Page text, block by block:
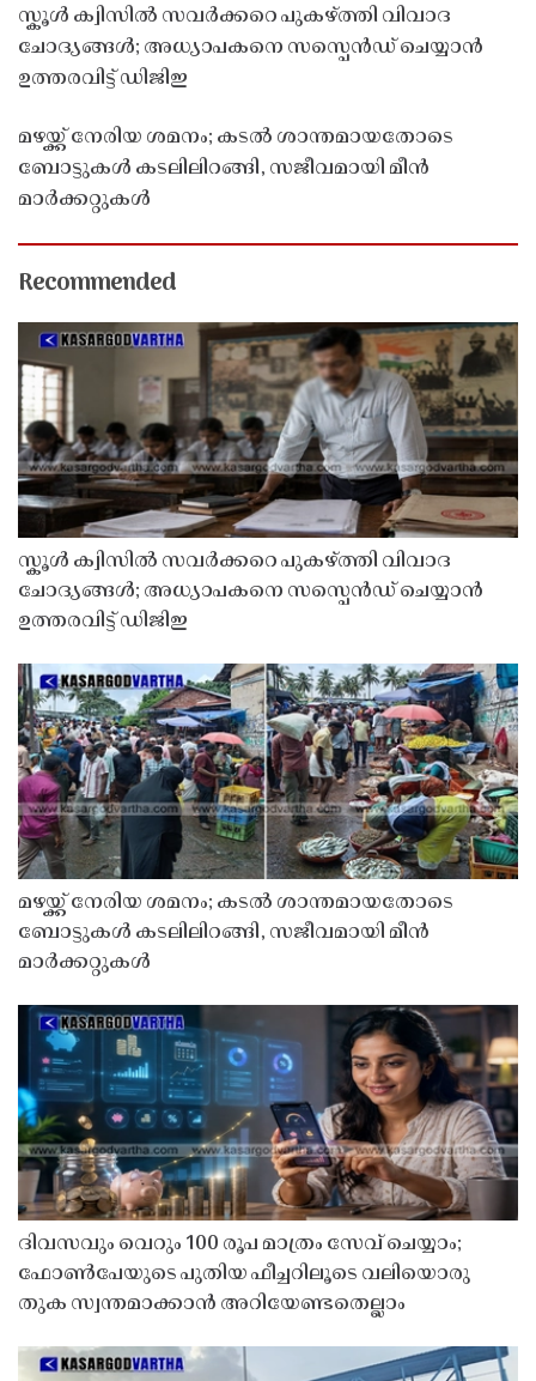
സ്കൂൾ ക്വിസിൽ സവർക്കറെ പുകഴ്ത്തി വിവാദ
ചോദ്യങ്ങൾ; അധ്യാപകനെ സസ്പെൻഡ് ചെയ്യാൻ
ഉത്തരവിട്ട് ഡിജിഇ
മഴയ്ക്ക് നേരിയ ശമനം; കടൽ ശാന്തമായതോടെ
ബോട്ടുകൾ കടലിലിറങ്ങി, സജീവമായി മീൻ
മാർക്കറ്റുകൾ
Recommended
സ്കൂൾ ക്വിസിൽ സവർക്കറെ പുകഴ്ത്തി വിവാദ
ചോദ്യങ്ങൾ; അധ്യാപകനെ സസ്പെൻഡ് ചെയ്യാൻ
ഉത്തരവിട്ട് ഡിജിഇ
മഴയ്ക്ക് നേരിയ ശമനം; കടൽ ശാന്തമായതോടെ
ബോട്ടുകൾ കടലിലിറങ്ങി, സജീവമായി മീൻ
മാർക്കറ്റുകൾ
ദിവസവും വെറും 100 രൂപ മാത്രം സേവ് ചെയ്യാം;
ഫോൺപേയുടെ പുതിയ ഫീച്ചറിലൂടെ വലിയൊരു
തുക സ്വന്തമാക്കാൻ അറിയേണ്ടതെല്ലാം